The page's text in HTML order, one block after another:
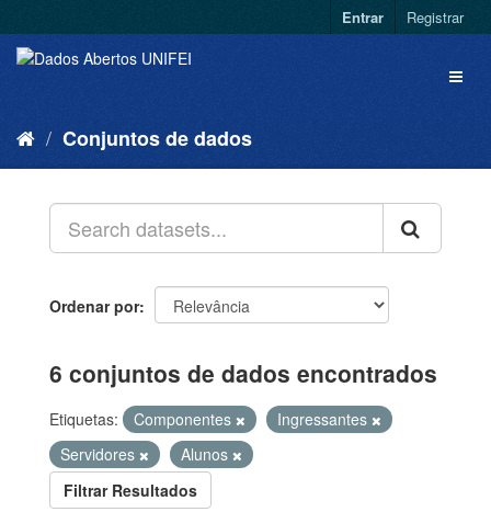
Entrar Registrar
Conjuntos de dados
Ordenar por
6 conjuntos de dados encontrados
Etiquetas: Componentes
Ingressantes
Servidores
Alunos
Filtrar Resultados